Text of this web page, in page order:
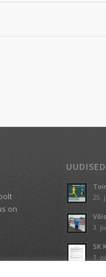
on
UUDISED
25.
3.
SK
1.